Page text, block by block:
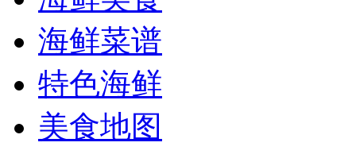
海鲜菜谱
特色海鲜
美食地图